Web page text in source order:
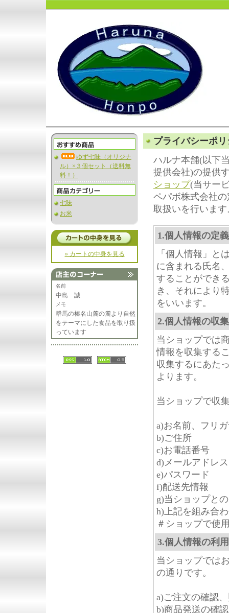
ゆず七味（オリジナ
ル）×３個セット（送料無
料！）
七味
お米
» カートの中身を見る
名前
中島 誠
メモ
群馬の榛名山麓の麓より自然
をテーマにした食品を取り扱
っています
プライバシーポ
ハルナ本舗(以下
提供会社)の提供
ショップ(当サー
ペパボ株式会社
取扱いを行います
1.個人情報の定義
「個人情報」と
に含まれる氏名
することができ
き、それにより
をいいます。
2.個人情報の収集
当ショップでは
情報を収集する
収集するにあた
よります。
当ショップで収
a)お名前、フリ
b)ご住所
c)お電話番号
d)メールアドレス
e)パスワード
f)配送先情報
g)当ショップと
h)上記を組み合
＃ショップで使
3.個人情報の利用
当ショップでは
の通りです。
a)ご注文の確認
b)商品発送の確